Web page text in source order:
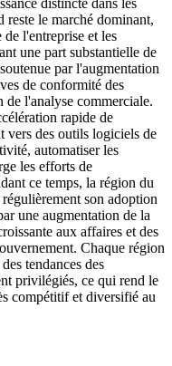
distincte dans les
le marché dominant,
l'entreprise et les
une part substantielle de
par l'augmentation
de conformité des
de l'analyse commerciale.
rapide de
vers des outils logiciels de
automatiser les
les efforts de
ce temps, la région du
son adoption
une augmentation de la
aux affaires et des
Chaque région
tendances des
privilégiés, ce qui rend le
compétitif et diversifié au